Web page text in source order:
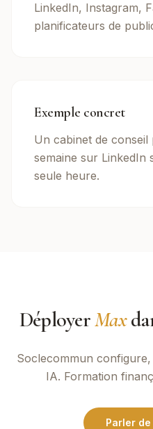
LinkedIn, Instagram,
planificateurs de
Exemple concret
Un cabinet de
semaine sur LinkedIn
seule heure.
DéployerMax
Soclecommun
IA. Formation
Parler